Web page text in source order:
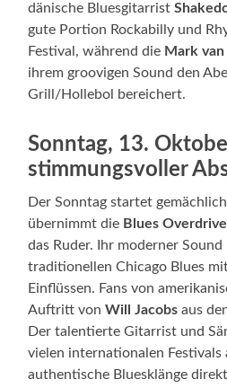
dänische Bluesgitarrist
gute Portion Rockabilly und
Festival, während die Mark
ihrem groovigen Sound den
Grill/Hollebol bereichert.
Sonntag, 13.
stimmungsvoller
Der Sonntag startet
übernimmt die Blues
das Ruder. Ihr moderner
traditionellen Chicago Blues
Einflüssen. Fans von
Auftritt vonWill Jacobs aus
Der talentierte Gitarrist und
vielen internationalen
authentische Bluesklänge